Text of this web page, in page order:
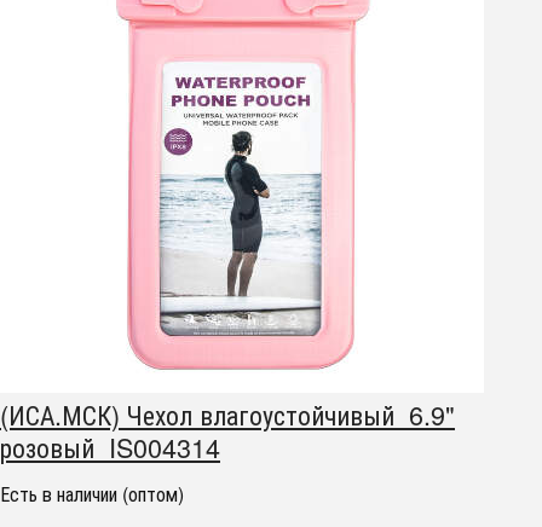
(ИСА.МСК) Чехол влагоустойчивый 6.9"
розовый IS004314
Есть в наличии (оптом)